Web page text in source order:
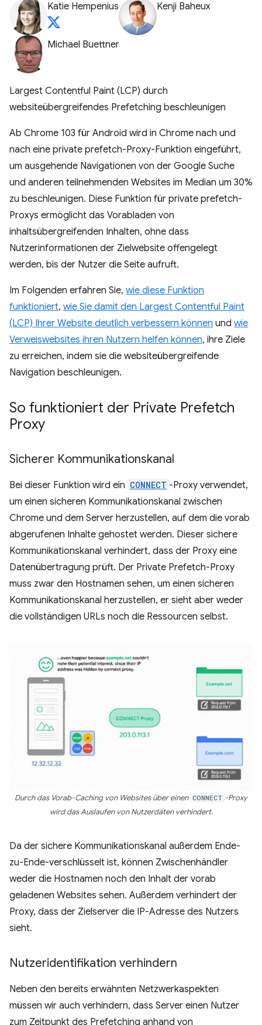
Katie Hempenius Kenji Baheux
Michael Buettner
Largest Contentful Paint (LCP) durch
websiteübergreifendes Prefetching beschleunigen
Ab Chrome 103 für Android wird in Chrome nach und
nach eine private prefetch-Proxy-Funktion eingeführt,
um ausgehende Navigationen von der Google Suche
und anderen teilnehmenden Websites im Median um 30%
zu beschleunigen. Diese Funktion für private prefetch-
Proxys ermöglicht das Vorabladen von
inhaltsübergreifenden Inhalten, ohne dass
Nutzerinformationen der Zielwebsite offengelegt
werden, bis der Nutzer die Seite aufruft.
Im Folgenden erfahren Sie, wie diese Funktion
funktioniert, wie Sie damit den Largest Contentful Paint
(LCP) Ihrer Website deutlich verbessern können und wie
Verweiswebsites ihren Nutzern helfen können, ihre Ziele
zu erreichen, indem sie die websiteübergreifende
Navigation beschleunigen.
So funktioniert der Private Prefetch
Proxy
Sicherer Kommunikationskanal
Bei dieser Funktion wird ein CONNECT -Proxy verwendet,
um einen sicheren Kommunikationskanal zwischen
Chrome und dem Server herzustellen, auf dem die vorab
abgerufenen Inhalte gehostet werden. Dieser sichere
Kommunikationskanal verhindert, dass der Proxy eine
Datenübertragung prüft. Der Private Prefetch-Proxy
muss zwar den Hostnamen sehen, um einen sicheren
Kommunikationskanal herzustellen, er sieht aber weder
die vollständigen URLs noch die Ressourcen selbst.
Durch das Vorab-Caching von Websites über einen CONNECT -Proxy
wird das Auslaufen von Nutzerdaten verhindert.
Da der sichere Kommunikationskanal außerdem Ende-
zu-Ende-verschlüsselt ist, können Zwischenhändler
weder die Hostnamen noch den Inhalt der vorab
geladenen Websites sehen. Außerdem verhindert der
Proxy, dass der Zielserver die IP-Adresse des Nutzers
sieht.
Nutzeridentifikation verhindern
Neben den bereits erwähnten Netzwerkaspekten
müssen wir auch verhindern, dass Server einen Nutzer
zum Zeitpunkt des Prefetching anhand von